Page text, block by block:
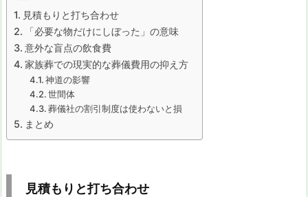
見積もりと打ち合わせ
「必要な物だけにしぼった」の意味
意外な盲点の飲食費
家族葬での現実的な葬儀費用の抑え方
神道の影響
世間体
葬儀社の割引制度は使わないと損
まとめ
見積もりと打ち合わせ